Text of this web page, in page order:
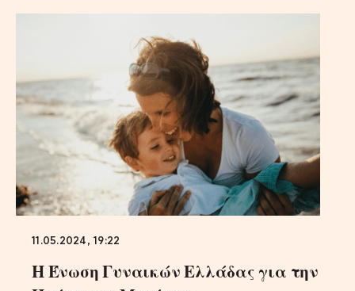
11.05.2024, 19:22
H Ένωση Γυναικών Ελλάδας για την